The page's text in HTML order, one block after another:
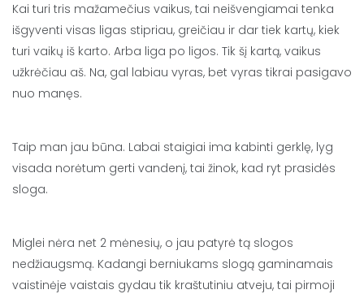
Kai turi tris mažamečius vaikus, tai neišvengiamai tenka
išgyventi visas ligas stipriau, greičiau ir dar tiek kartų, kiek
turi vaikų iš karto. Arba liga po ligos. Tik šį kartą, vaikus
užkrėčiau aš. Na, gal labiau vyras, bet vyras tikrai pasigavo
nuo manęs.
Taip man jau būna. Labai staigiai ima kabinti gerklę, lyg
visada norėtum gerti vandenį, tai žinok, kad ryt prasidės
sloga.
Miglei nėra net 2 mėnesių, o jau patyrė tą slogos
nedžiaugsmą. Kadangi berniukams slogą gaminamais
vaistinėje vaistais gydau tik kraštutiniu atveju, tai pirmoji